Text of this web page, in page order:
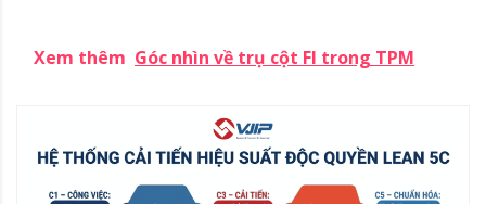
Xem thêm Góc nhìn về trụ cột FI trong TPM